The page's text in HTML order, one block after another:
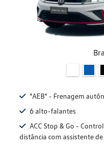
"AEB" - Frenagem
6 alto-falantes
ACC Stop & Go -
distância com assistente